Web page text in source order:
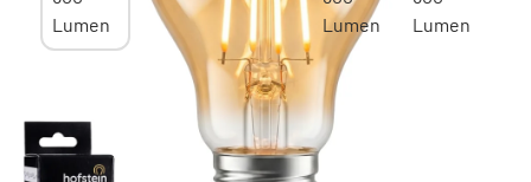
LED E27 6W 2700 Kelvin 600 Lumen
5,19 €